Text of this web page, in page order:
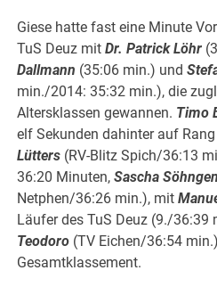
Giese hatte fast eine Minute
TuS Deuz mitDr. Patrick Löhr
Dallmann (35:06 min.) und
min./2014: 35:32 min.), die
Altersklassen gewannen. Timo
elf Sekunden dahinter auf
Lütters (RV-Blitz Spich/36:13
36:20 Minuten,Sascha Söhngen
Netphen/36:26 min.), mit
Läufer des TuS Deuz (9./
Teodoro (TV Eichen/36:54
Gesamtklassement.